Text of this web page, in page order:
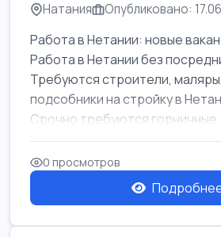
Натания Опубликовано:
Работа в Нетании: новые
Работа в Нетании без
Требуются строители,
подсобники на стройку в
Срочно требуются горничные,
0 просмотров